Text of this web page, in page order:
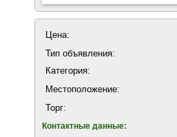
Цена:
Тип объявления:
Категория:
Местоположение:
Торг:
Контактные данные: